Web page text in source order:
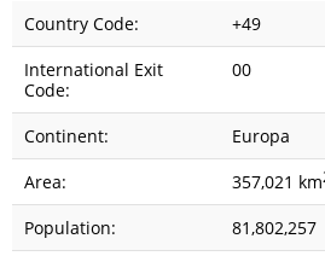
Country Code:
+49
International Exit
Code:
00
Continent:
Europa
Area:
357,021 km
Population:
81,802,257